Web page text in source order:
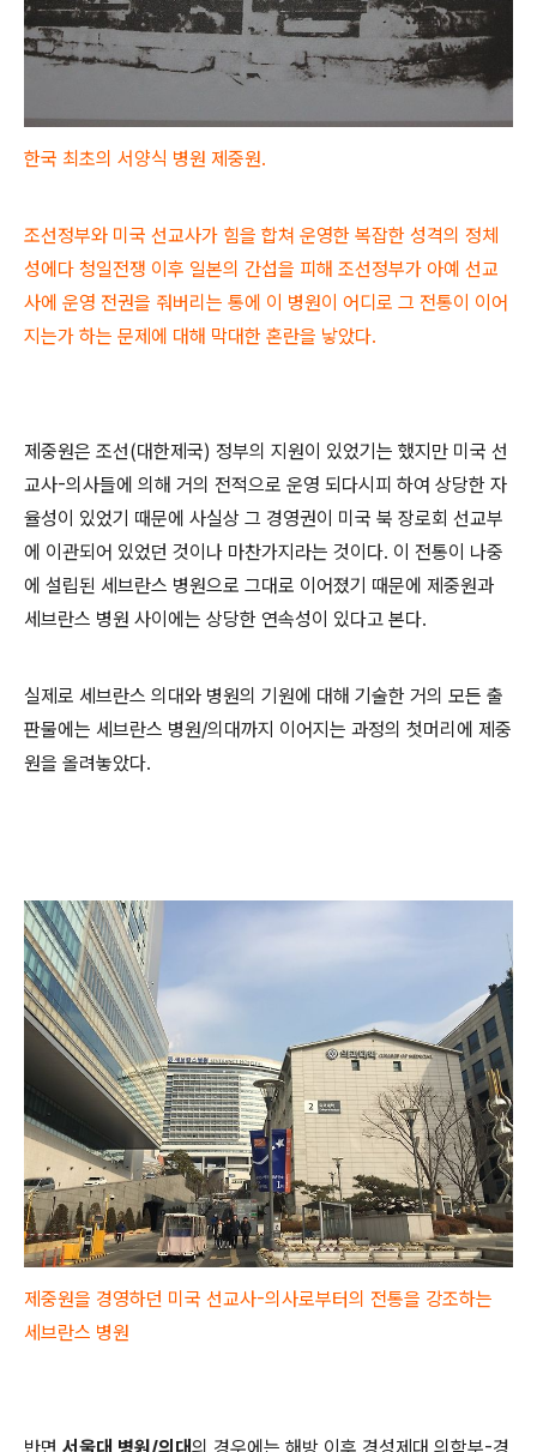
한국 최초의 서양식 병원 제중원.
조선정부와 미국 선교사가 힘을 합쳐 운영한 복잡한 성격의 정체
성에다 청일전쟁 이후 일본의 간섭을 피해 조선정부가 아예 선교
사에 운영 전권을 줘버리는 통에 이 병원이 어디로 그 전통이 이어
지는가 하는 문제에 대해 막대한 혼란을 낳았다.
제중원은 조선(대한제국) 정부의 지원이 있었기는 했지만 미국 선
교사-의사들에 의해 거의 전적으로 운영 되다시피 하여 상당한 자
율성이 있었기 때문에 사실상 그 경영권이 미국 북 장로회 선교부
에 이관되어 있었던 것이나 마찬가지라는 것이다. 이 전통이 나중
에 설립된 세브란스 병원으로 그대로 이어졌기 때문에 제중원과
세브란스 병원 사이에는 상당한 연속성이 있다고 본다.
실제로 세브란스 의대와 병원의 기원에 대해 기술한 거의 모든 출
판물에는 세브란스 병원/의대까지 이어지는 과정의 첫머리에 제중
원을 올려놓았다.
제중원을 경영하던 미국 선교사-의사로부터의 전통을 강조하는
세브란스 병원